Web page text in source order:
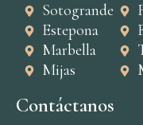
Sotogrande
Estepona
Marbella
Mijas
Contáctanos